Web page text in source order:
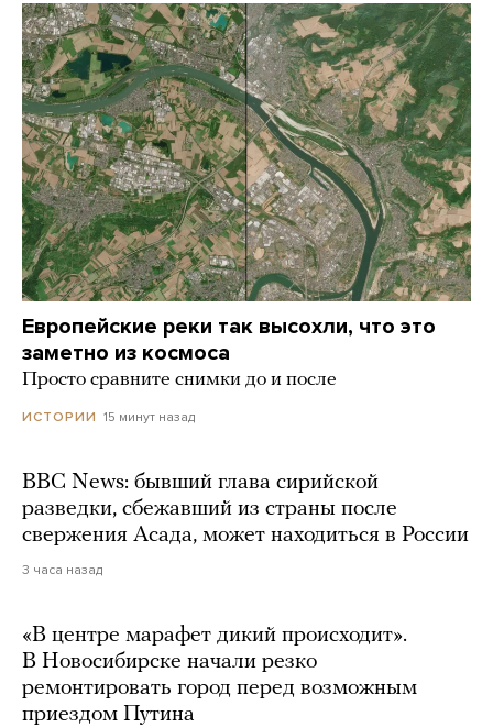
Европейские реки так высохли, что это
заметно из космоса
Просто сравните снимки до и после
ИСТОРИИ 15 минут назад
BBC News: бывший глава сирийской
разведки, сбежавший из страны после
свержения Асада, может находиться в России
3 часа назад
«В центре марафет дикий происходит».
В Новосибирске начали резко
ремонтировать город перед возможным
приездом Путина